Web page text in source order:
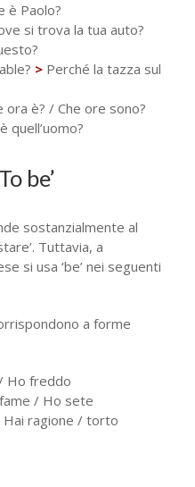
è Paolo?
si trova la tua auto?
> Perché la tazza sul
ora è? / Che ore sono?
quell’uomo?
be’
sostanzialmente al
Tuttavia, a
si usa ‘be’ nei seguenti
a forme
Ho freddo
/ Ho sete
Hai ragione / torto